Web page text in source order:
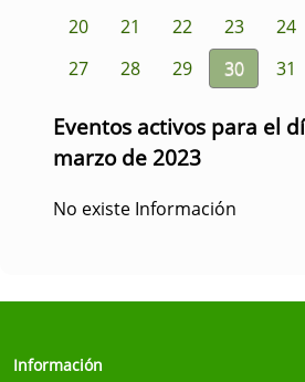
20
21 22 23 24
27
28 29 30 31
Eventos activos para el
marzo de 2023
No existe Información
Información